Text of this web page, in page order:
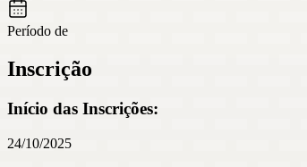
Período de
Inscrição
Início das Inscrições:
24/10/2025